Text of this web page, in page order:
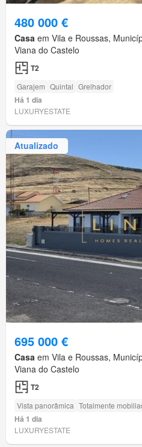
480 000 €
Casa em Vila e Roussas,
Viana do Castelo
T2
Garajem Quintal Grelhador
Há 1 dia
LUXURYESTATE
Atualizado
695 000 €
Casa em Vila e Roussas,
Viana do Castelo
T2
Vista panorâmica Totalmente
Há 1 dia
LUXURYESTATE